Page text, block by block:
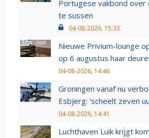
Portugese vakbond over
te sussen
04-08-2026, 15:33
Nieuwe Privium-lounge
op 6 augustus haar
04-08-2026, 14:46
Groningen vanaf nu
Esbjerg: 'scheelt zeven
04-08-2026, 14:41
Luchthaven Luik krijgt